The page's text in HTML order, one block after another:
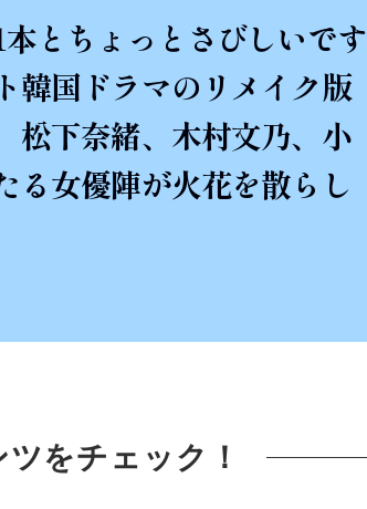
とちょっとさびしいです
韓国ドラマのリメイク版
松下奈緒、木村文乃、小
る女優陣が火花を散らし
をチェック！